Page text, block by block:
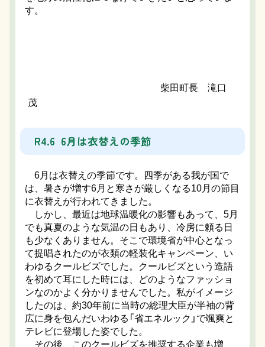
す。
柴田町長 滝口
茂
R4.6 6月は衣替えの季節
6月は衣替えの季節です。四季がある我が国で
は、暑さが増す6月と寒さが厳しくなる10月の節目
に衣替えが行われてきました。
しかし、最近は地球温暖化の影響もあって、5月
でも真夏のような気温の日もあり、冷房に頼る日
も少なくありません。そこで環境省が中心となっ
て提唱されたのが衣類の軽装化キャンペーン、い
わゆるクールビズでした。クールビズという造語
を初めて耳にした時には、どのようなファッショ
ンなのかよく分かりませんでした。私がイメージ
したのは、約30年前に当時の総理大臣が半袖の背
広に身を包んだいわゆる「省エネルック」で颯爽と
テレビに登場した姿でした。
その後、このクールビズを推奨する企業も増